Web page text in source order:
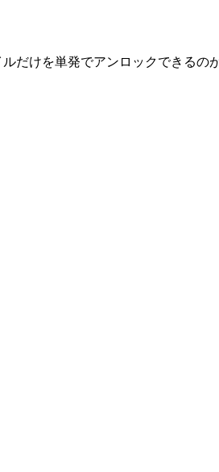
だけを単発でアンロックできるの